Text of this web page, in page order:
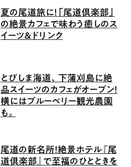
夏の尾道旅に！「尾道倶楽部」
の絶景カフェで味わう癒しのス
イーツ＆ドリンク
とびしま海道、下蒲刈島に絶
品スイーツのカフェがオープン！
横にはブルーベリー観光農園
も。
尾道の新名所！絶景ホテル『尾
道倶楽部』で至福のひとときを